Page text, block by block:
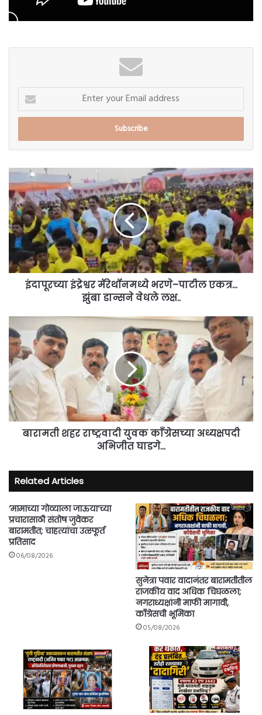
Enter
your
Email
इंदापूरच्या
इंद्रेश्वर
मॅरेथॉनमध्ये
भरणे–
पाटील
एकत्र…
झुंबा
डान्सने
वेधले
इंदापूरच्या इंद्रेश्वर मॅरेथॉनमध्ये भरणे–पाटील एकत्र…
झुंबा डान्सने वेधले लक्ष..
शहर
राष्ट्रवादी
युवक
काँग्रेसच्या
अध्यक्षपदी
अभिजीत
घाडगे...
बारामती शहर राष्ट्रवादी युवक काँग्रेसच्या अध्यक्षपदी
अभिजीत घाडगे...
Related Articles
‘मामाच्या गोव्याला जाऊया’च्या
प्रचारासाठी संतोष जुवेकर
बारामतीत; चाहत्यांचा उत्स्फूर्त
प्रतिसाद
06/08/2026
सुनेत्रा पवार वादानंतर बारामतीतील
राजकीय वाद अधिक चिघळला;
नगराध्यक्षांनी माफी मागावी,
काँग्रेसची भूमिका
05/08/2026